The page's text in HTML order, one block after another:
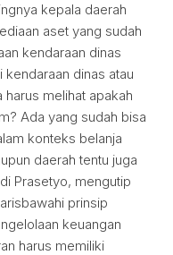
kepala daerah
aset yang sudah
kendaraan dinas
kendaraan dinas atau
melihat apakah
Ada yang sudah bisa
konteks belanja
daerah tentu juga
Prasetyo, mengutip
prinsip
keuangan
harus memiliki